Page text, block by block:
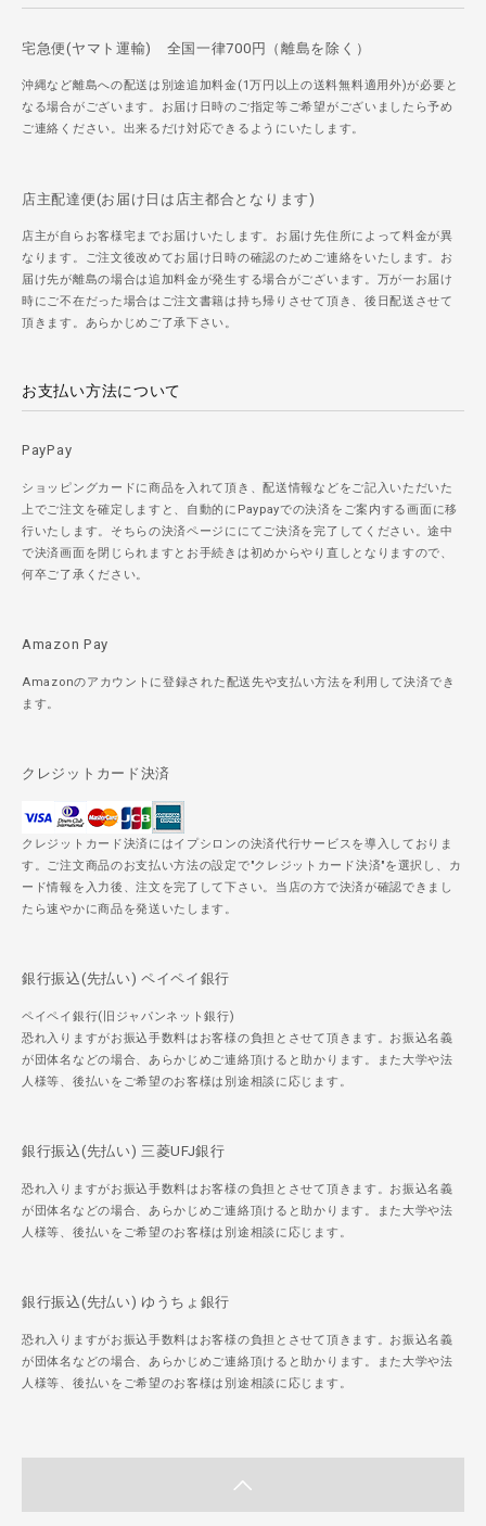
宅急便(ヤマト運輸) 全国一律700円（離島を除く）
沖縄など離島への配送は別途追加料金(1万円以上の送料無料適用外)が必要と
なる場合がございます。お届け日時のご指定等ご希望がございましたら予め
ご連絡ください。出来るだけ対応できるようにいたします。
店主配達便(お届け日は店主都合となります)
店主が自らお客様宅までお届けいたします。お届け先住所によって料金が異
なります。ご注文後改めてお届け日時の確認のためご連絡をいたします。お
届け先が離島の場合は追加料金が発生する場合がございます。万が一お届け
時にご不在だった場合はご注文書籍は持ち帰りさせて頂き、後日配送させて
頂きます。あらかじめご了承下さい。
お支払い方法について
PayPay
ショッピングカードに商品を入れて頂き、配送情報などをご記入いただいた
上でご注文を確定しますと、自動的にPaypayでの決済をご案内する画面に移
行いたします。そちらの決済ページににてご決済を完了してください。途中
で決済画面を閉じられますとお手続きは初めからやり直しとなりますので、
何卒ご了承ください。
Amazon Pay
Amazonのアカウントに登録された配送先や支払い方法を利用して決済でき
ます。
クレジットカード決済
クレジットカード決済にはイプシロンの決済代行サービスを導入しておりま
す。ご注文商品のお支払い方法の設定で"クレジットカード決済"を選択し、カ
ード情報を入力後、注文を完了して下さい。当店の方で決済が確認できまし
たら速やかに商品を発送いたします。
銀行振込(先払い) ペイペイ銀行
ペイペイ銀行(旧ジャパンネット銀行)
恐れ入りますがお振込手数料はお客様の負担とさせて頂きます。お振込名義
が団体名などの場合、あらかじめご連絡頂けると助かります。また大学や法
人様等、後払いをご希望のお客様は別途相談に応じます。
銀行振込(先払い) 三菱UFJ銀行
恐れ入りますがお振込手数料はお客様の負担とさせて頂きます。お振込名義
が団体名などの場合、あらかじめご連絡頂けると助かります。また大学や法
人様等、後払いをご希望のお客様は別途相談に応じます。
銀行振込(先払い) ゆうちょ銀行
恐れ入りますがお振込手数料はお客様の負担とさせて頂きます。お振込名義
が団体名などの場合、あらかじめご連絡頂けると助かります。また大学や法
人様等、後払いをご希望のお客様は別途相談に応じます。